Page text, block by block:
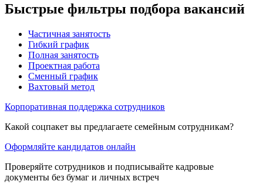
Быстрые фильтры подбора вакансий
Частичная занятость
Гибкий график
Полная занятость
Проектная работа
Сменный график
Вахтовый метод
Корпоративная поддержка сотрудников
Какой соцпакет вы предлагаете семейным сотрудникам?
Оформляйте кандидатов онлайн
Проверяйте сотрудников и подписывайте кадровые
документы без бумаг и личных встреч